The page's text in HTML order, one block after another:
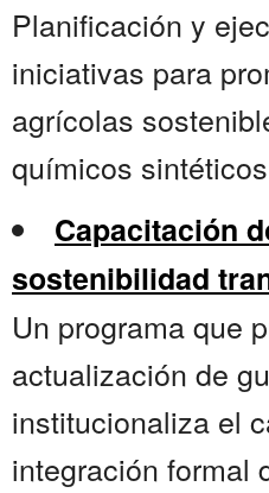
Planificación y
iniciativas para
agrícolas
químicos
Capacitación
sostenibilidad
Un programa que
actualización de
institucionaliza el
integración formal